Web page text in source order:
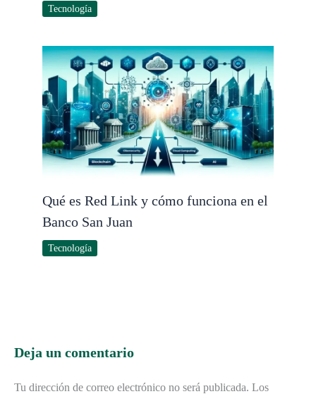
Tecnología
Qué es Red Link y cómo funciona en el
Banco San Juan
Tecnología
Deja un comentario
Tu dirección de correo electrónico no será publicada. Los